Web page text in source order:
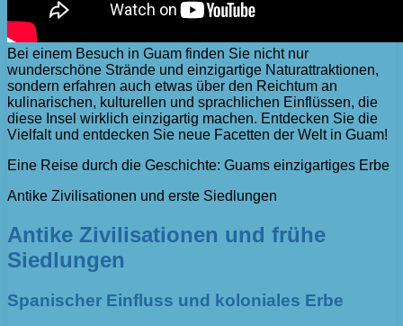
Bei einem Besuch in Guam finden Sie nicht nur
wunderschöne Strände und einzigartige Naturattraktionen,
sondern erfahren auch etwas über den Reichtum an
kulinarischen, kulturellen und sprachlichen Einflüssen, die
diese Insel wirklich einzigartig machen. Entdecken Sie die
Vielfalt und entdecken Sie neue Facetten der Welt in Guam!
Eine Reise durch die Geschichte: Guams einzigartiges Erbe
Antike Zivilisationen und erste Siedlungen
Antike Zivilisationen und frühe
Siedlungen
Spanischer Einfluss und koloniales Erbe